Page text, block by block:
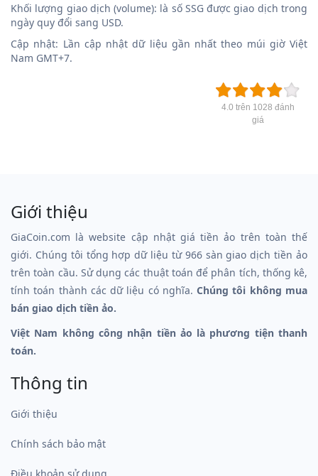
Khối lượng giao dịch (volume): là số SSG được giao dịch trong
ngày quy đổi sang USD.
Cập nhật: Lần cập nhật dữ liệu gần nhất theo múi giờ Việt
Nam GMT+7.
4.0 trên 1028 đánh
giá
Giới thiệu
GiaCoin.com là website cập nhật giá tiền ảo trên toàn thế
giới. Chúng tôi tổng hợp dữ liệu từ 966 sàn giao dịch tiền ảo
trên toàn cầu. Sử dụng các thuật toán để phân tích, thống kê,
tính toán thành các dữ liệu có nghĩa.Chúng tôi không mua
bán giao dịch tiền ảo.
Việt Nam không công nhận tiền ảo là phương tiện thanh
toán.
Thông tin
Giới thiệu
Chính sách bảo mật